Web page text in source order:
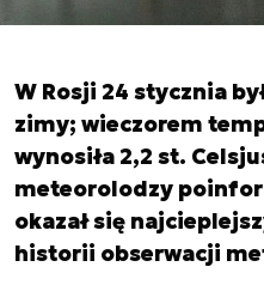
W Rosji 24 stycznia
zimy; wieczorem
wynosiła 2,2 st.
meteorolodzy
okazał się
historii obserwacji